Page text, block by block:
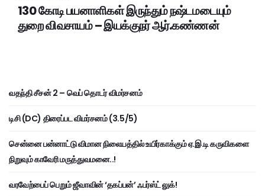
130 கோடி பயனாளிகள் இருந்தும் நஷ்டமடையும்
துறை விவசாயம் – இயக்குநர் ஆர்.கண்ணன்
வதந்தி சீசன் 2 – வெப் தொடர் விமர்சனம்
டிசி (DC) திரைப்பட விமர்சனம் (3.5/5)
சென்னை பன்னாட்டு விமான நிலையத்தில் உயிர்காக்கும் ஏ.இ.டி கருவிகளை
நிறுவும் காவேரி மருத்துவமனை..!
வரவேற்பைப் பெறும் ஜீவாவின் ‘தகப்பன்’ ஃபர்ஸ்ட் லுக்!